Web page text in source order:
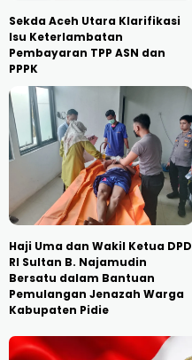
Sekda Aceh Utara Klarifikasi
Isu Keterlambatan
Pembayaran TPP ASN dan
PPPK
Haji Uma dan Wakil Ketua DPD
RI Sultan B. Najamudin
Bersatu dalam Bantuan
Pemulangan Jenazah Warga
Kabupaten Pidie